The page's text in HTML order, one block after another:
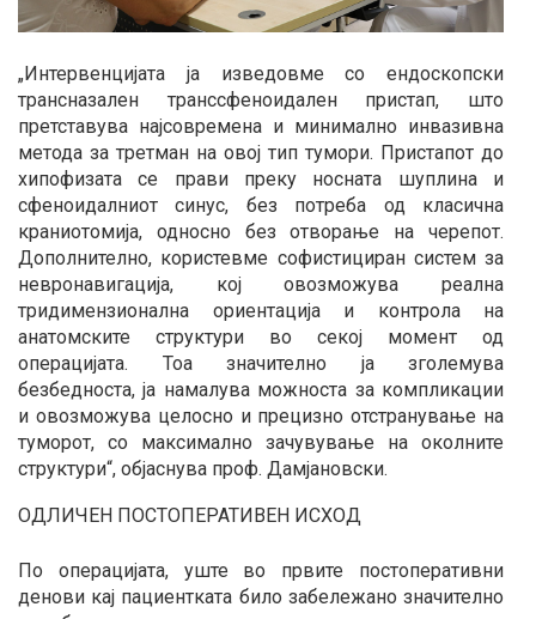
„Интервенцијата ја изведовме со ендоскопски
трансназален транссфеноидален пристап, што
претставува најсовремена и минимално инвазивна
метода за третман на овој тип тумори. Пристапот до
хипофизата се прави преку носната шуплина и
сфеноидалниот синус, без потреба од класична
краниотомија, односно без отворање на черепот.
Дополнително, користевме софистициран систем за
невронавигација, кој овозможува реална
тридимензионална ориентација и контрола на
анатомските структури во секој момент од
операцијата. Тоа значително ја зголемува
безбедноста, ја намалува можноста за компликации
и овозможува целосно и прецизно отстранување на
туморот, со максимално зачувување на околните
структури“, објаснува проф. Дамјановски.
ОДЛИЧЕН ПОСТОПЕРАТИВЕН ИСХОД
По операцијата, уште во првите постоперативни
денови кај пациентката било забележано значително